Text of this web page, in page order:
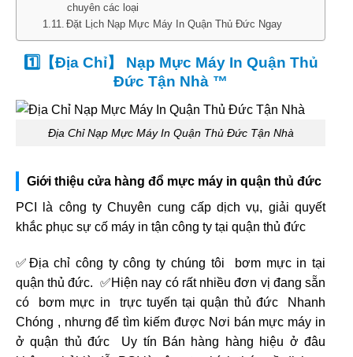
chuyên các loại
Đặt Lịch Nạp Mực Máy In Quận Thủ Đức Ngay
1️⃣【Địa Chỉ】 Nạp Mực Máy In Quận Thủ
Đức Tận Nhà ™
Địa Chỉ Nạp Mực Máy In Quận Thủ Đức Tận Nhà
Giới thiệu cửa hàng đổ mực máy in quận thủ đức
PCI là công ty Chuyên cung cấp dịch vụ, giải quyết
khắc phục sự cố máy in tận công ty tại quận thủ đức
✅Địa chỉ công ty công ty chúng tôi bơm mực in tại
quận thủ đức. ✅Hiện nay có rất nhiều đơn vị đang sẵn
có bơm mực in trực tuyến tại quận thủ đức Nhanh
Chóng , nhưng để tìm kiếm được Nơi bán mực máy in
ở quận thủ đức Uy tín Bán hàng hàng hiệu ở đâu